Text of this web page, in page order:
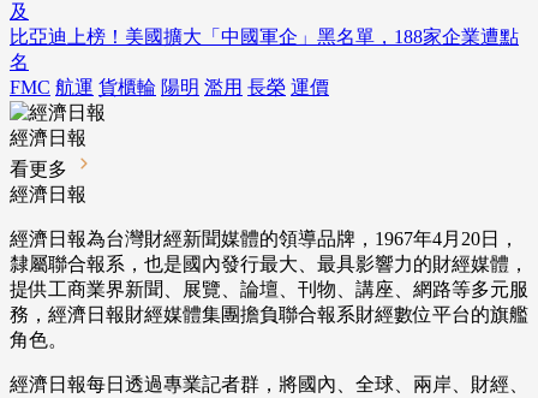
及
比亞迪上榜！美國擴大「中國軍企」黑名單，188家企業遭點
名
FMC 航運 貨櫃輪 陽明 濫用 長榮 運價
經濟日報
看更多
經濟日報
經濟日報為台灣財經新聞媒體的領導品牌，1967年4月20日，
隸屬聯合報系，也是國內發行最大、最具影響力的財經媒體，
提供工商業界新聞、展覽、論壇、刊物、講座、網路等多元服
務，經濟日報財經媒體集團擔負聯合報系財經數位平台的旗艦
角色。
經濟日報每日透過專業記者群，將國內、全球、兩岸、財經、